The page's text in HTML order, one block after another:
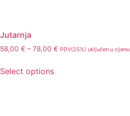
Jutarnja
58,00 € – 78,00 € PDV(25%) uključen u cijenu
Select options